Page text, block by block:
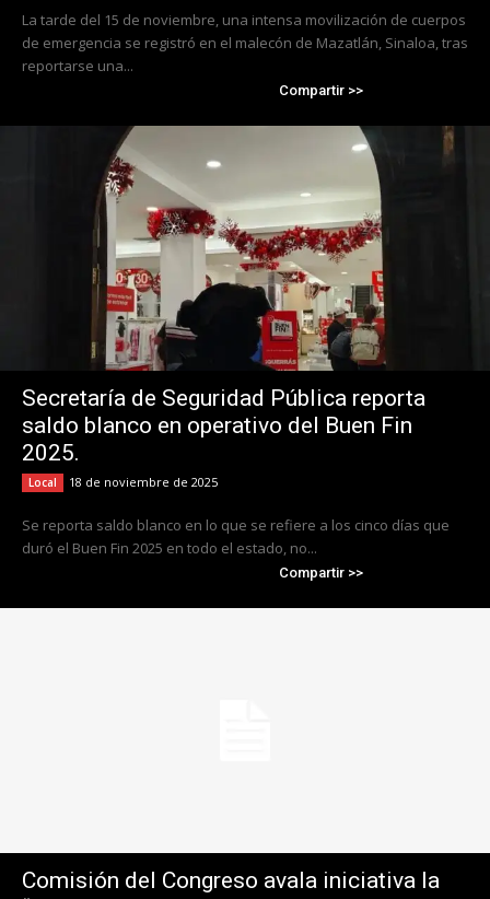
La tarde del 15 de noviembre, una intensa movilización de cuerpos
de emergencia se registró en el malecón de Mazatlán, Sinaloa, tras
reportarse una...
Compartir >>
Secretaría de Seguridad Pública reporta
saldo blanco en operativo del Buen Fin
2025.
Local 18 de noviembre de 2025
Se reporta saldo blanco en lo que se refiere a los cinco días que
duró el Buen Fin 2025 en todo el estado, no...
Compartir >>
Comisión del Congreso avala iniciativa la